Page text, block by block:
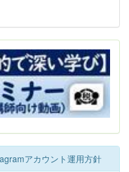
アカウント運用方針